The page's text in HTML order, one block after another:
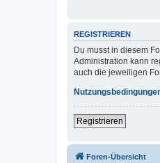
REGISTRIEREN
Du musst in diesem
Administration kann
auch die jeweiligen
Registrieren
Foren-Übersicht